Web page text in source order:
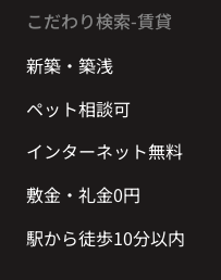
こだわり検索-賃貸
新築・築浅
ペット相談可
インターネット無料
敷金・礼金0円
駅から徒歩10分以内